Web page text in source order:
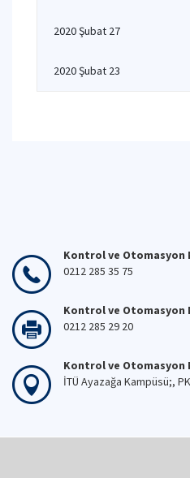
2020 Şubat 27
2020 Şubat 23
Kontrol ve Otomasyon
0212 285 35 75
Kontrol ve Otomasyon
0212 285 29 20
Kontrol ve Otomasyon
İTÜ Ayazağa Kampüsü;,